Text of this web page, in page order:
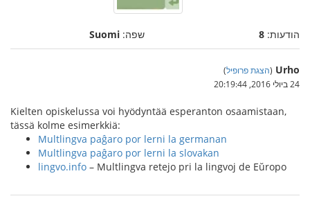
הודעות: 8 שפה: Suomi
Urho
(הצגת פרופיל)
24 ביולי 2016, 20:19:44
Kielten opiskelussa voi hyödyntää esperanton osaamistaan,
tässä kolme esimerkkiä:
Multlingva paĝaro por lerni la germanan
Multlingva paĝaro por lerni la slovakan
lingvo.info – Multlingva retejo pri la lingvoj de Eŭropo